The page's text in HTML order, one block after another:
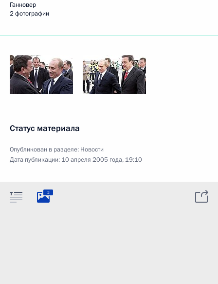
Ганновер
2 фотографии
Статус материала
Опубликован в разделе: Новости
Дата публикации: 10 апреля 2005 года, 19:10
2